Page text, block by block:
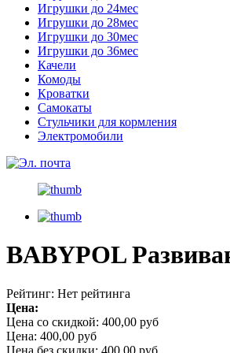
Игрушки до 24мес
Игрушки до 28мес
Игрушки до 30мес
Игрушки до 36мес
Качели
Комоды
Кроватки
Самокаты
Стульчики для кормления
Электромобили
BABYPOL
Рейтинг: Нет рейтинга
Цена:
Цена со скидкой: 400,00 руб
Цена: 400,00 руб
Цена без скидки: 400,00 руб